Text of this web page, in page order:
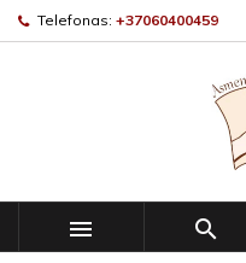
Telefonas: +37060400459
 